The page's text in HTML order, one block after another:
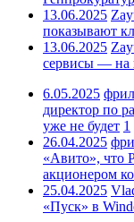
13.06.2025
показывают
13.06.2025
сервисы — на
6.05.2025
директор по
уже не будет 1
26.04.2025
«Авито», что
акционером
25.04.2025
«Пуск» в